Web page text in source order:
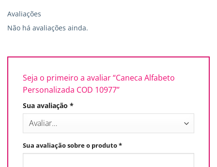
Avaliações
Não há avaliações ainda.
Seja o primeiro a avaliar “Caneca Alfabeto
Personalizada COD 10977”
Sua avaliação *
Sua avaliação sobre o produto*